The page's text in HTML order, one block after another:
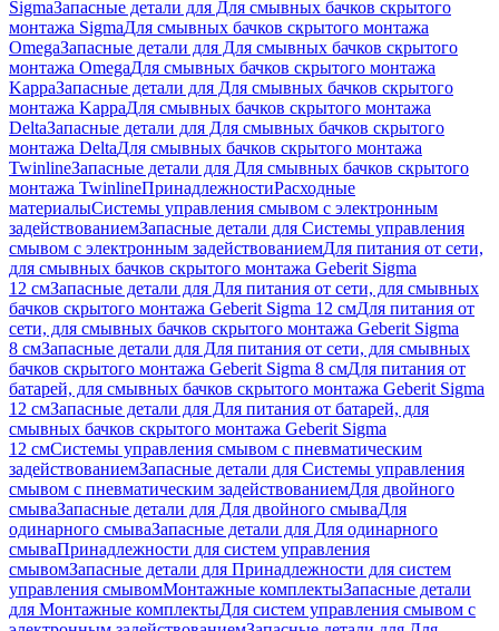
SigmaЗапасные детали для Для смывных бачков скрытого
монтажа SigmaДля смывных бачков скрытого монтажа
OmegaЗапасные детали для Для смывных бачков скрытого
монтажа OmegaДля смывных бачков скрытого монтажа
KappaЗапасные детали для Для смывных бачков скрытого
монтажа KappaДля смывных бачков скрытого монтажа
DeltaЗапасные детали для Для смывных бачков скрытого
монтажа DeltaДля смывных бачков скрытого монтажа
TwinlineЗапасные детали для Для смывных бачков скрытого
монтажа TwinlineПринадлежностиРасходные
материалыСистемы управления смывом с электронным
задействованиемЗапасные детали для Системы управления
смывом с электронным задействованиемДля питания от сети,
для смывных бачков скрытого монтажа Geberit Sigma
12 смЗапасные детали для Для питания от сети, для смывных
бачков скрытого монтажа Geberit Sigma 12 смДля питания от
сети, для смывных бачков скрытого монтажа Geberit Sigma
8 смЗапасные детали для Для питания от сети, для смывных
бачков скрытого монтажа Geberit Sigma 8 смДля питания от
батарей, для смывных бачков скрытого монтажа Geberit Sigma
12 смЗапасные детали для Для питания от батарей, для
смывных бачков скрытого монтажа Geberit Sigma
12 смСистемы управления смывом с пневматическим
задействованиемЗапасные детали для Системы управления
смывом с пневматическим задействованиемДля двойного
смываЗапасные детали для Для двойного смываДля
одинарного смываЗапасные детали для Для одинарного
смываПринадлежности для систем управления
смывомЗапасные детали для Принадлежности для систем
управления смывомМонтажные комплектыЗапасные детали
для Монтажные комплектыДля систем управления смывом с